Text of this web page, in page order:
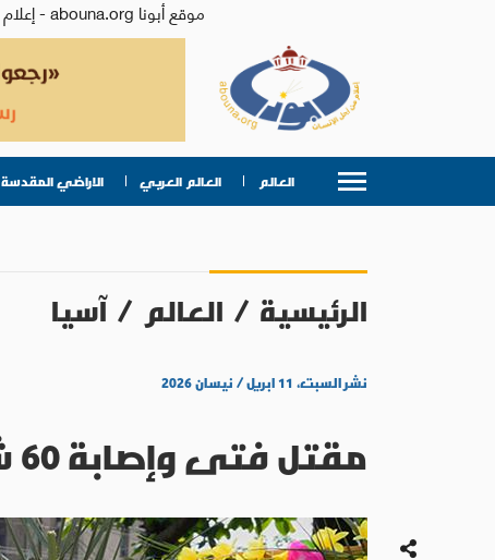
موقع أبونا abouna.org - إعلام من أجل الإنسان | يصدر عن المركز الكاثوليكي للدراسات والإعلام في الأردن - رئيس التحرير: الأب د.رفعت بدر
العالم العالم العربي الاراضي المقدسة
الرئيسية / العالم / آسيا
نشر السبت، ١١ ابريل / نيسان ٢٠٢٦
مقتل فتى وإصابة 60 شخصًا بعد اقتحام شاحنة مسيرة الفصح في باكستان